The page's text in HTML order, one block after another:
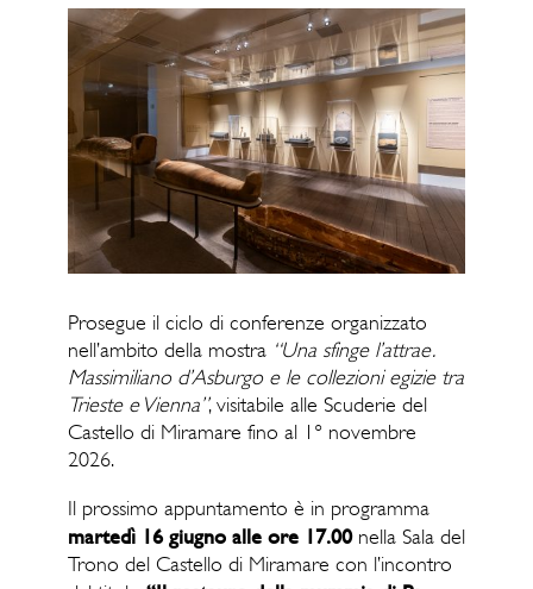
Prosegue il ciclo di conferenze organizzato
nell’ambito della mostra “Una sfinge l’attrae.
Massimiliano d’Asburgo e le collezioni egizie tra
Trieste e Vienna”, visitabile alle Scuderie del
Castello di Miramare fino al 1° novembre
2026.
Il prossimo appuntamento è in programma
martedì 16 giugno alle ore 17.00nella Sala del
Trono del Castello di Miramare con l’incontro